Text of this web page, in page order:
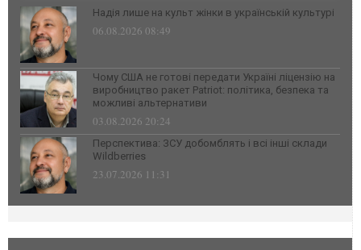
Надія лише на культ жінки в українській культурі
06.08.2026 08:49
Чому США не готові передати Україні ліцензію на
виробництво ракет Patriot: політика, безпека та
можливі альтернативи
03.08.2026 20:24
Перспектива: ЗСУ добомблять і всі інші склади
Wildberries
23.07.2026 11:31